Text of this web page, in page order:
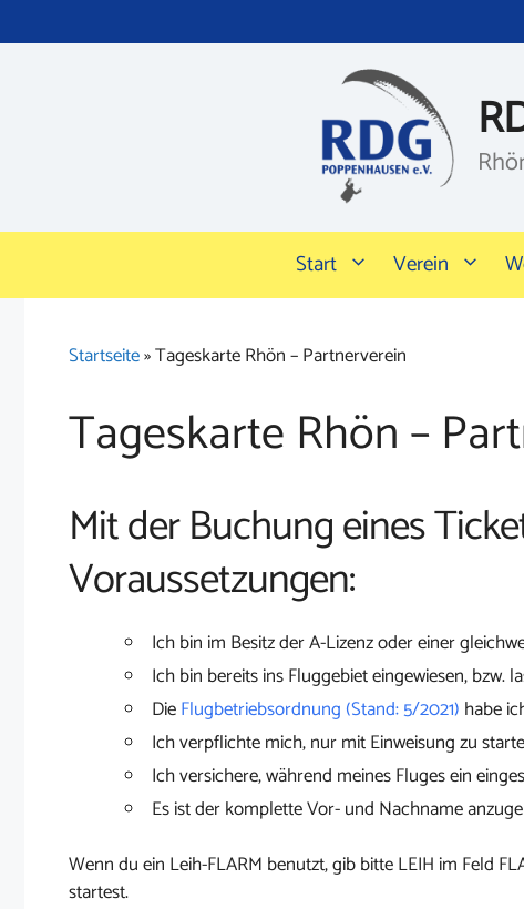
Inhalt
Start Verein
Startseite»Tageskarte Rhön – Partnerverein
Tageskarte Rhön –
Mit der Buchung eines
Voraussetzungen:
Ich bin im Besitz der A-Lizenz oder einer
Ich bin bereits ins Fluggebiet eingewiesen, bzw.
DieFlugbetriebsordnung (Stand: 5/2021) habe
Ich verpflichte mich, nur mit Einweisung zu
Ich versichere, während meines Fluges ein
Es ist der komplette Vor- und Nachname
Wenn du ein Leih-FLARM benutzt, gib bitte LEIH im Feld
startest.